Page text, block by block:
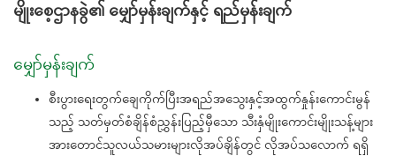
မျိုးစေ့ဌာနခွဲ၏ မျှော်မှန်းချက်နှင့် ရည်မှန်းချက်
မျှော်မှန်းချက်
စီးပွားရေးတွက်ချေကိုက်ပြီးအရည်အသွေးနှင့်အထွက်နှုန်းကောင်းမွန်
သည့် သတ်မှတ်စံချိန်စံညွှန်းပြည့်မှီသော သီးနှံမျိုးကောင်းမျိုးသန့်များ
အားတောင်သူလယ်သမားများလိုအပ်ချိန်တွင် လိုအပ်သလောက် ရရှိ